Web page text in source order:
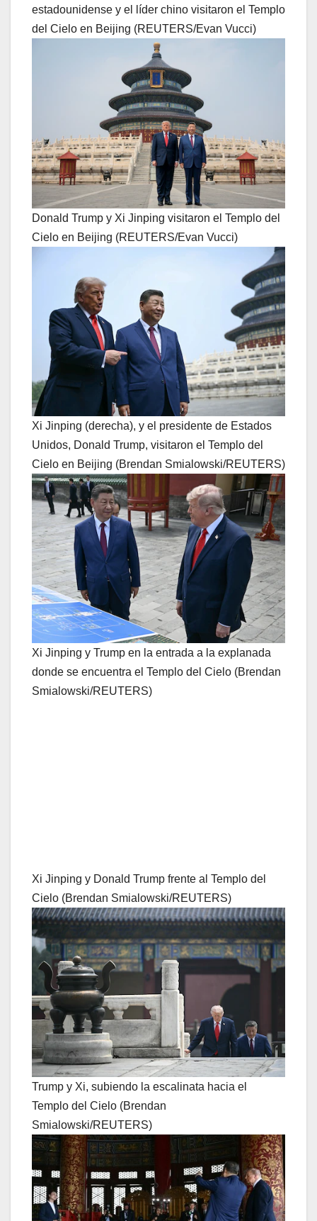
estadounidense y el líder chino visitaron el Templo
del Cielo en Beijing (REUTERS/Evan Vucci)
Donald Trump y Xi Jinping visitaron el Templo del
Cielo en Beijing (REUTERS/Evan Vucci)
Xi Jinping (derecha), y el presidente de Estados
Unidos, Donald Trump, visitaron el Templo del
Cielo en Beijing (Brendan Smialowski/REUTERS)
Xi Jinping y Trump en la entrada a la explanada
donde se encuentra el Templo del Cielo (Brendan
Smialowski/REUTERS)
Xi Jinping y Donald Trump frente al Templo del
Cielo (Brendan Smialowski/REUTERS)
Trump y Xi, subiendo la escalinata hacia el
Templo del Cielo (Brendan
Smialowski/REUTERS)